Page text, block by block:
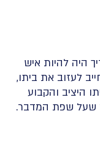
היה להיות איש
לעזוב את ביתו,
היציב והקבוע
שעל שפת המדבר.